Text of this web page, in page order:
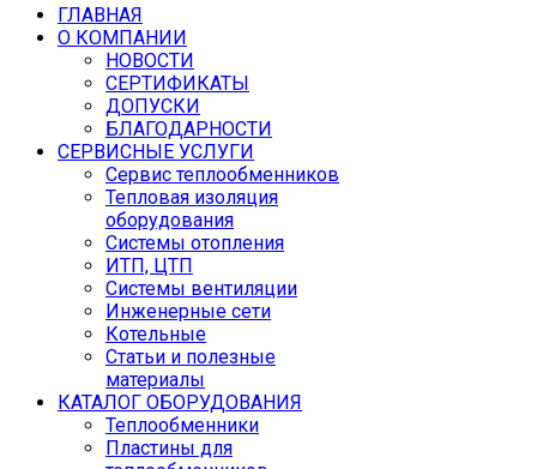
ГЛАВНАЯ
О КОМПАНИИ
НОВОСТИ
СЕРТИФИКАТЫ
ДОПУСКИ
БЛАГОДАРНОСТИ
СЕРВИСНЫЕ УСЛУГИ
Сервис теплообменников
Тепловая изоляция
оборудования
Системы отопления
ИТП, ЦТП
Системы вентиляции
Инженерные сети
Котельные
Статьи и полезные
материалы
КАТАЛОГ ОБОРУДОВАНИЯ
Теплообменники
Пластины для